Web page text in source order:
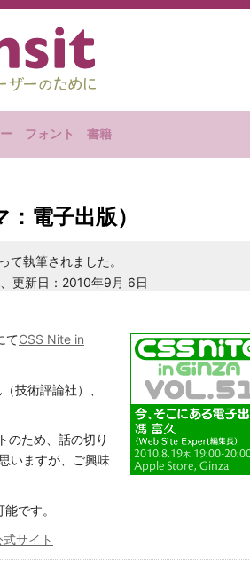
フォント 書籍
電子出版）
て執筆されました。
更新日：2010年9月 6日
てCSS Nite in
技術評論社）、
のため、話の切り
いますが、ご興味
です。
サイト